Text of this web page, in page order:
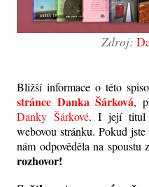
Zdroj:
Bližší informace o této
stránce Danka Šárková,
Danky Šárkové. I její titul
webovou stránku. Pokud
nám odpověděla na
rozhovor!